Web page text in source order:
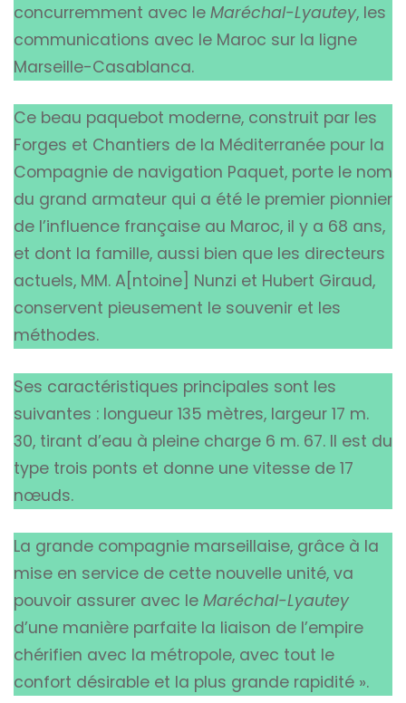
concurremment avec le Maréchal-Lyautey, les
communications avec le Maroc sur la ligne
Marseille-Casablanca.
Ce beau paquebot moderne, construit par les
Forges et Chantiers de la Méditerranée pour la
Compagnie de navigation Paquet, porte le nom
du grand armateur qui a été le premier pionnier
de l’influence française au Maroc, il y a 68 ans,
et dont la famille, aussi bien que les directeurs
actuels, MM. A[ntoine] Nunzi et Hubert Giraud,
conservent pieusement le souvenir et les
méthodes.
Ses caractéristiques principales sont les
suivantes : longueur 135 mètres, largeur 17 m.
30, tirant d’eau à pleine charge 6 m. 67. Il est du
type trois ponts et donne une vitesse de 17
nœuds.
La grande compagnie marseillaise, grâce à la
mise en service de cette nouvelle unité, va
pouvoir assurer avec le Maréchal-Lyautey
d’une manière parfaite la liaison de l’empire
chérifien avec la métropole, avec tout le
confort désirable et la plus grande rapidité ».